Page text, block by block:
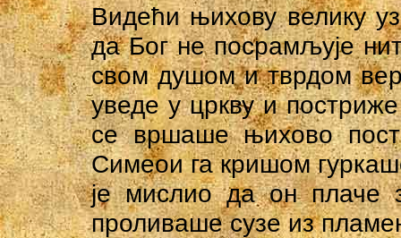
Видећи њихову велику
да Бог не посрамљује
свом душом и тврдом
уведе у цркву и
се вршаше њихово
Симеои га кришом
је мислио да он плаче
проливаше сузе из